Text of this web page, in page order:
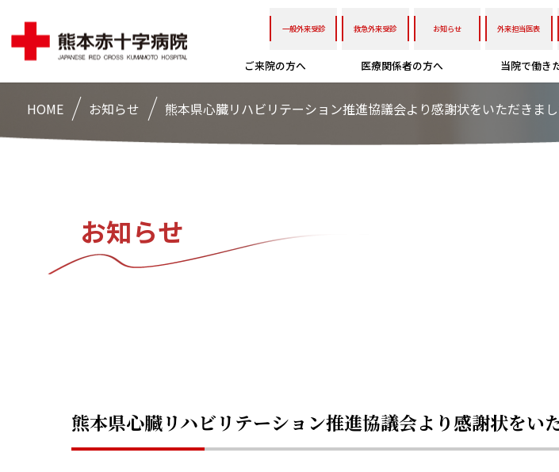
一般外来受診 救急外来受診 お知らせ 外来担当医表
ご来院の方へ 医療関係者の方へ 当院で働き
HOME お知らせ 熊本県心臓リハビリテーション推進協議会より感謝状をいただきま
お知らせ
熊本県心臓リハビリテーション推進協議会より感謝状をい